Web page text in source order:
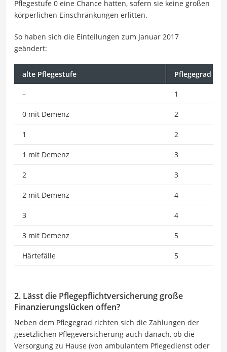
Pflegestufe 0 eine Chance hatten, sofern sie keine großen
körperlichen Einschränkungen erlitten.
So haben sich die Einteilungen zum Januar 2017
geändert:
alte Pflegestufe Pflegegrad
– 1
0 mit Demenz 2
1 2
1 mit Demenz 3
2 3
2 mit Demenz 4
3 4
3 mit Demenz 5
Härtefälle 5
2. Lässt die Pflegepflichtversicherung große
Finanzierungslücken offen?
Neben dem Pflegegrad richten sich die Zahlungen der
gesetzlichen Pflegeversicherung auch danach, ob die
Versorgung zu Hause (von ambulantem Pflegedienst oder